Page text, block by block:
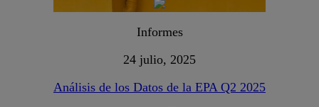
Informes
24 julio, 2025
Análisis de los Datos de la EPA Q2 2025